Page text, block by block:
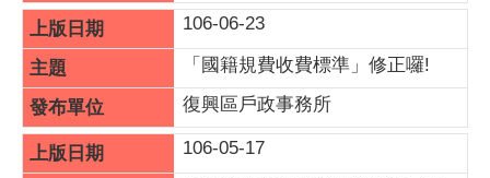
106-06-23
「國籍規費收費標準」修正囉!
復興區戶政事務所
106-05-17